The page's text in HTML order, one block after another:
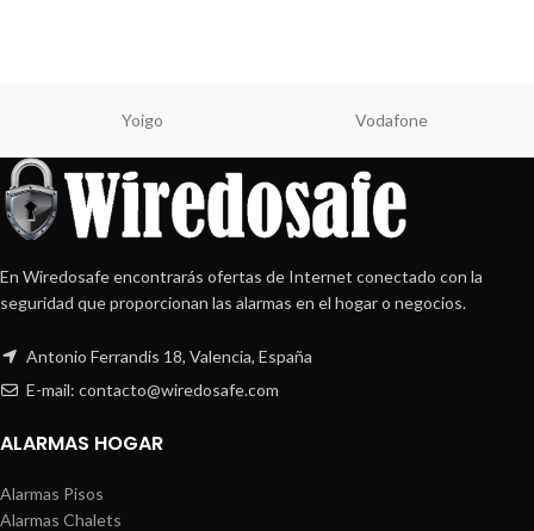
Yoigo Vodafone
En Wiredosafe encontrarás ofertas de Internet conectado con la
seguridad que proporcionan las alarmas en el hogar o negocios.
Antonio Ferrandis 18, Valencia, España
E-mail: contacto@wiredosafe.com
ALARMAS HOGAR
Alarmas Pisos
Alarmas Chalets